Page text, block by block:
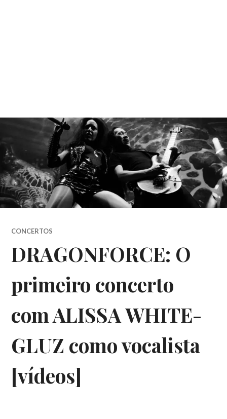
CONCERTOS
DRAGONFORCE: O
primeiro concerto
com ALISSA WHITE-
GLUZ como vocalista
[vídeos]